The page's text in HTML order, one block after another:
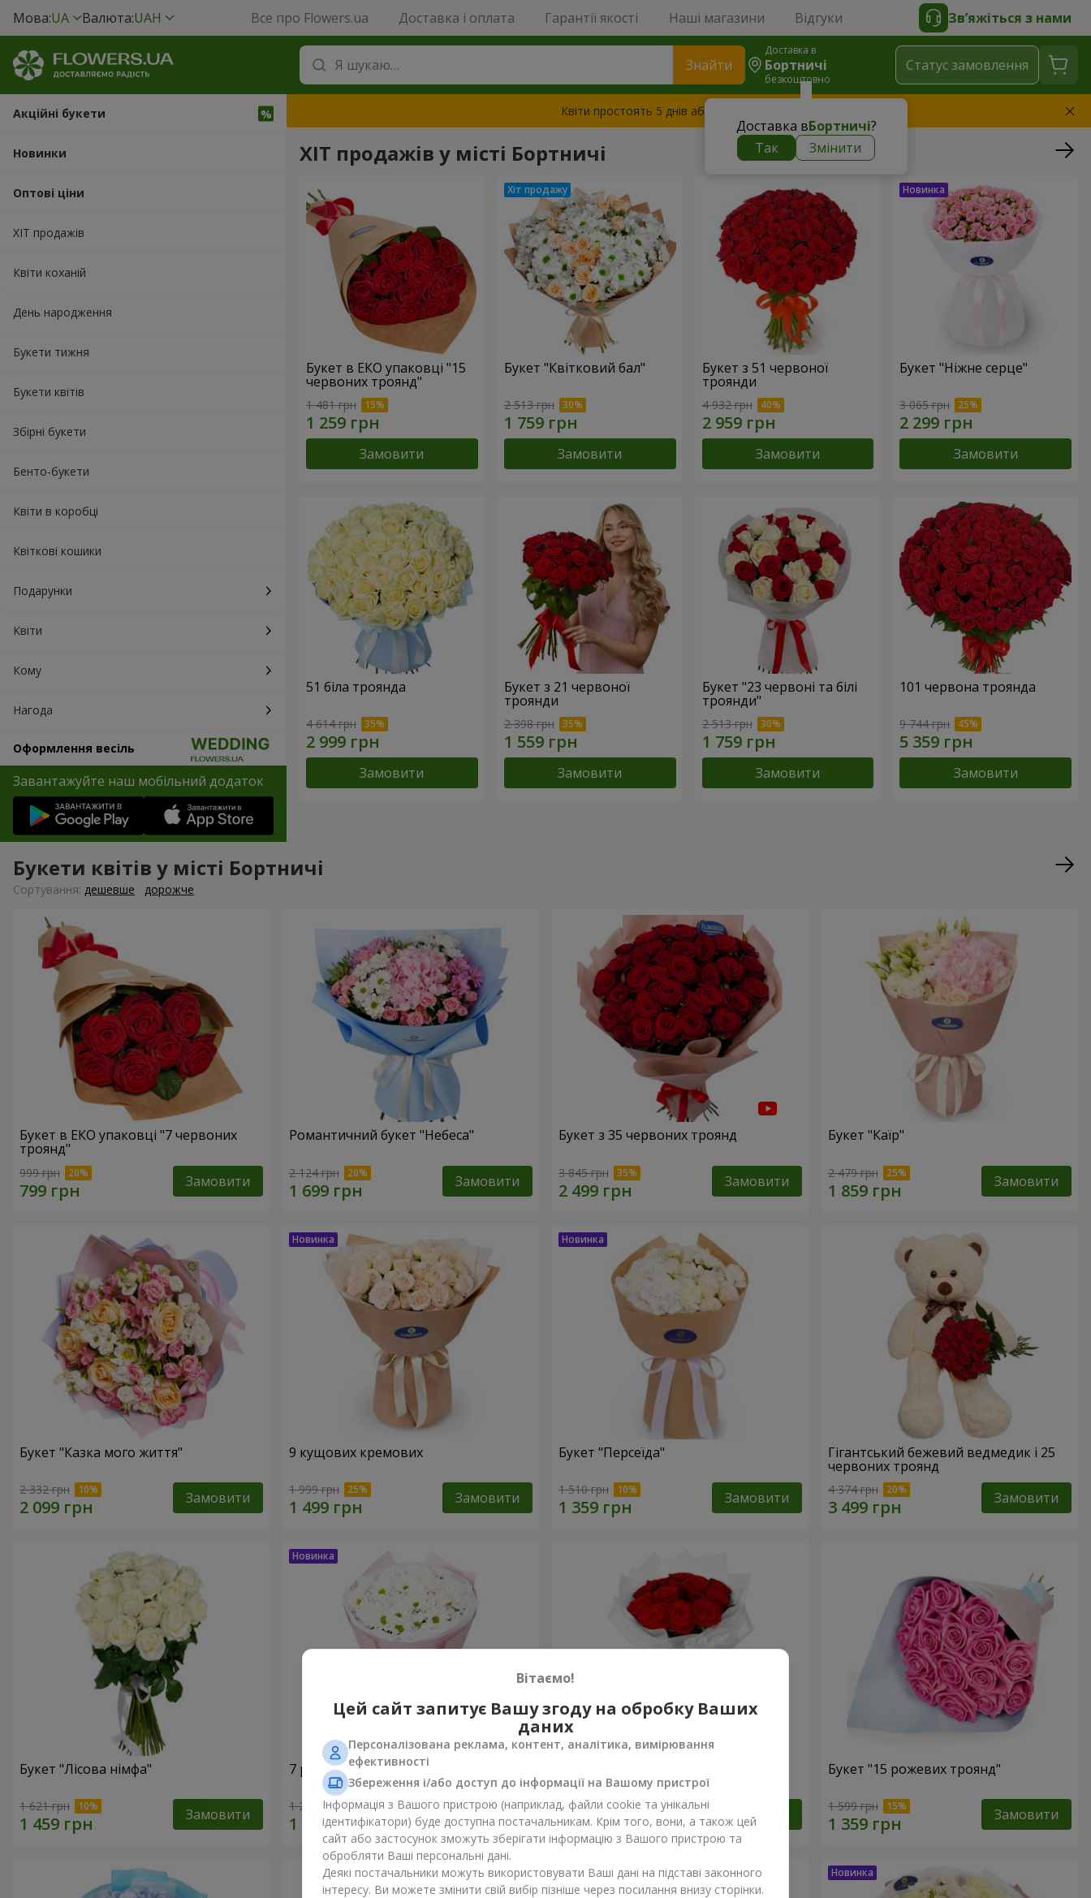
Мова:UA Валюта:UAH Все про Flowers.ua Доставка і оплата Гарантії якості Наші магазини Відгуки Зв’яжіться з нами
Знайти
Доставка в
Бортничі
безкоштовно
Доставка вБортничі?
Так
Змінити
Статус замовлення
Акційні букети
Новинки
Оптові ціни
ХІТ продажів
Квіти коханій
День народження
Букети тижня
Букети квітів
Збірні букети
Бенто-букети
Квіти в коробці
Квіткові кошики
Подарунки
Квіти
Кому
Нагода
Оформлення весіль
Завантажуйте наш мобільний додаток
Квіти простоять 5 днів або замінимо букет
ХІТ продажів у місті Бортничі
Букет в ЕКО упаковці "15
червоних троянд"
1 481 грн
Замовити
Букет "Квітковий бал"
2 513 грн
Замовити
Букет з 51 червоної
троянди
4 932 грн
Замовити
Букет "Ніжне серце"
3 065 грн
Замовити
51 біла троянда
4 614 грн
Замовити
Букет з 21 червоної
троянди
2 398 грн
Замовити
Букет "23 червоні та білі
троянди"
2 513 грн
Замовити
101 червона троянда
9 744 грн
Замовити
Букети квітів у місті Бортничі
Сортування: дешевше дорожче
Букет в ЕКО упаковці "7 червоних
троянд"
999 грн Замовити
Романтичний букет "Небеса"
2 124 грн Замовити
Букет з 35 червоних троянд
3 845 грн Замовити
Букет "Каїр"
2 479 грн Замовити
Букет "Казка мого життя"
2 332 грн Замовити
9 кущових кремових
1 999 грн Замовити
Букет "Персеїда"
1 510 грн Замовити
Гігантський бежевий ведмедик і 25
червоних троянд
4 374 грн Замовити
Букет "Лісова німфа"
1 621 грн Замовити
7 ромашкових хризантем
1 293 грн Замовити 1 249 грн Замовити
Букет "15 рожевих троянд"
1 599 грн Замовити
Вітаємо!
Цей сайт запитує Вашу згоду на обробку Ваших
даних
Персоналізована реклама, контент, аналітика, вимірювання
ефективності
Збереження і/або доступ до інформації на Вашому пристрої
Інформація з Вашого пристрою (наприклад, файли cookie та унікальні
ідентифікатори) буде доступна постачальникам. Крім того, вони, а також цей
сайт або застосунок зможуть зберігати інформацію з Вашого пристрою та
обробляти Ваші персональні дані.
Деякі постачальники можуть використовувати Ваші дані на підставі законного
інтересу. Ви можете змінити свій вибір пізніше через посилання внизу сторінки.